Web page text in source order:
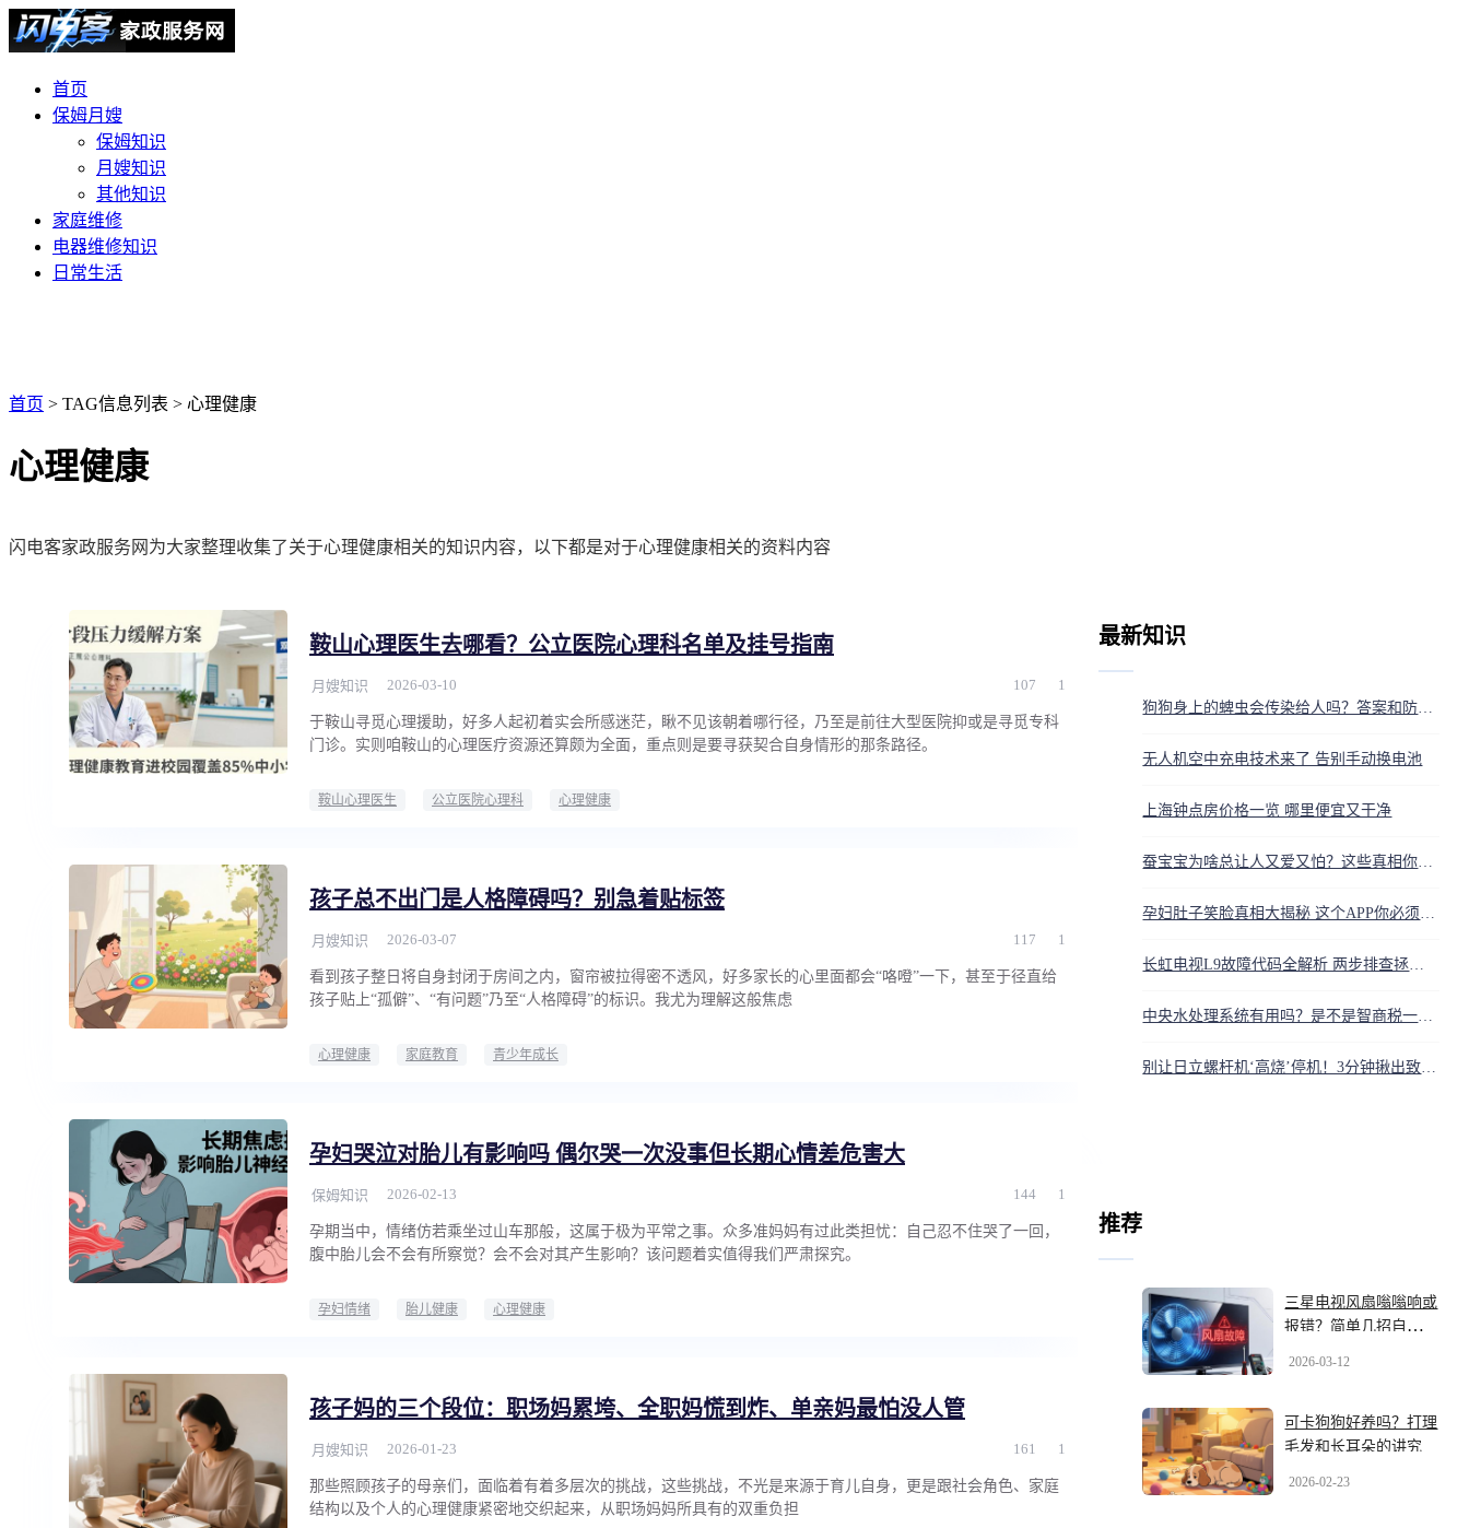
首页
保姆月嫂
保姆知识
月嫂知识
其他知识
家庭维修
电器维修知识
日常生活
首页 > TAG信息列表 > 心理健康
心理健康
闪电客家政服务网为大家整理收集了关于心理健康相关的知识内容，以下都是对于心理健康相关的资料内容
鞍山心理医生去哪看？公立医院心理科名单及挂号指南
月嫂知识 2026-03-10 107 1
于鞍山寻觅心理援助，好多人起初着实会所感迷茫，瞅不见该朝着哪行径，乃至是前往大型医院抑或是寻觅专科
门诊。实则咱鞍山的心理医疗资源还算颇为全面，重点则是要寻获契合自身情形的那条路径。
鞍山心理医生 公立医院心理科 心理健康
孩子总不出门是人格障碍吗？别急着贴标签
月嫂知识 2026-03-07 117 1
看到孩子整日将自身封闭于房间之内，窗帘被拉得密不透风，好多家长的心里面都会“咯噔”一下，甚至于径直给
孩子贴上“孤僻”、“有问题”乃至“人格障碍”的标识。我尤为理解这般焦虑
心理健康 家庭教育 青少年成长
孕妇哭泣对胎儿有影响吗 偶尔哭一次没事但长期心情差危害大
保姆知识 2026-02-13 144 1
孕期当中，情绪仿若乘坐过山车那般，这属于极为平常之事。众多准妈妈有过此类担忧：自己忍不住哭了一回，
腹中胎儿会不会有所察觉？会不会对其产生影响？该问题着实值得我们严肃探究。
孕妇情绪 胎儿健康 心理健康
孩子妈的三个段位：职场妈累垮、全职妈慌到炸、单亲妈最怕没人管
月嫂知识 2026-01-23 161 1
那些照顾孩子的母亲们，面临着有着多层次的挑战，这些挑战，不光是来源于育儿自身，更是跟社会角色、家庭
结构以及个人的心理健康紧密地交织起来，从职场妈妈所具有的双重负担
最新知识
狗狗身上的蜱虫会传染给人吗？答案和防护方法都在这
无人机空中充电技术来了 告别手动换电池
上海钟点房价格一览 哪里便宜又干净
蚕宝宝为啥总让人又爱又怕？这些真相你得知道
孕妇肚子笑脸真相大揭秘 这个APP你必须知道
长虹电视L9故障代码全解析 两步排查拯救你的电视机
中央水处理系统有用吗？是不是智商税一文说清
别让日立螺杆机‘高烧’停机！3分钟揪出致命元凶，省下十万维修费
推荐
三星电视风扇嗡嗡响或
报错？简单几招自己排
2026-03-12
可卡狗狗好养吗？打理
毛发和长耳朵的讲究
2026-02-23